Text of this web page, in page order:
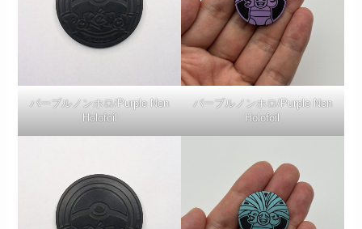
パープルノンホロ/Purple Non
Holofoil
パープルノンホロ/Purple Non
Holofoil